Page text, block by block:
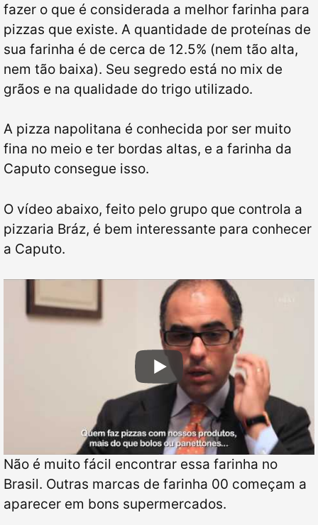
fazer o que é considerada a melhor farinha para
pizzas que existe. A quantidade de proteínas de
sua farinha é de cerca de 12.5% (nem tão alta,
nem tão baixa). Seu segredo está no mix de
grãos e na qualidade do trigo utilizado.
A pizza napolitana é conhecida por ser muito
fina no meio e ter bordas altas, e a farinha da
Caputo consegue isso.
O vídeo abaixo, feito pelo grupo que controla a
pizzaria Bráz, é bem interessante para conhecer
a Caputo.
Não é muito fácil encontrar essa farinha no
Brasil. Outras marcas de farinha 00 começam a
aparecer em bons supermercados.